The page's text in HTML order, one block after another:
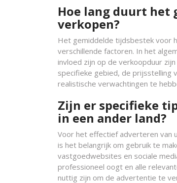
Hoe lang duurt het
verkopen?
Het gemiddelde tijdsbestek voor
verschillende factoren. In het
invloed zijn op de verkoopduur
specifieke gebied, de prijsstelling
realistische verwachtingen te
Zijn er specifieke
in een ander land?
Voor het effectief adverteren van
is het belangrijk om gebruik te
vastgoedwebsites en sociale
professioneel oogt en alle
nuttig zijn om de advertentie te